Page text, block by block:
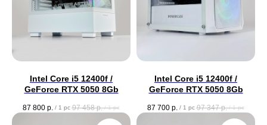
Intel Core i5 12400f /
GeForce RTX 5050 8Gb
87 800 р. / 1 pc 97 458 р. / 1 pc
Intel Core i5 12400f /
GeForce RTX 5050 8Gb
87 700 р. / 1 pc 97 347 р. / 1 pc